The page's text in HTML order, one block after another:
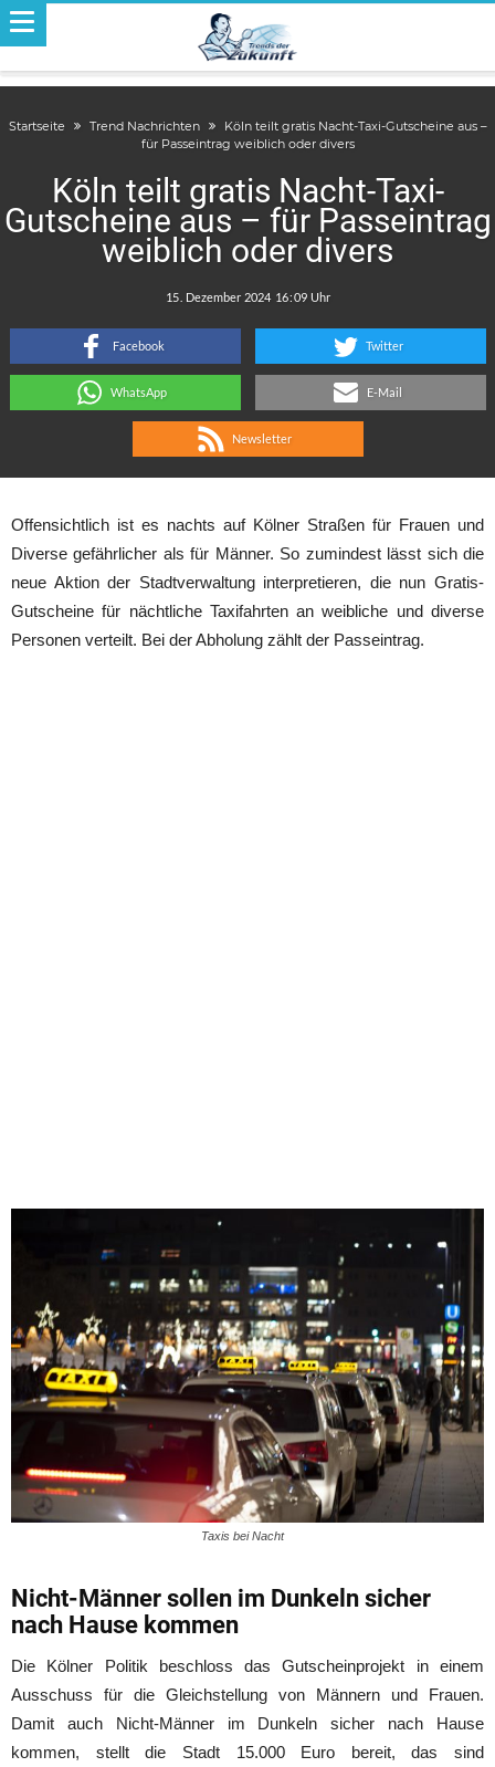
Startseite Trend Nachrichten
Köln teilt gratis Nacht-Taxi-Gutscheine aus –
für Passeintrag weiblich oder divers
Köln teilt gratis Nacht-Taxi-
Gutscheine aus – für Passeintrag
weiblich oder divers
:
Facebook Twitter
WhatsApp E-Mail
Newsletter
Offensichtlich ist es nachts auf Kölner Straßen für Frauen und
Diverse gefährlicher als für Männer. So zumindest lässt sich die
neue Aktion der Stadtverwaltung interpretieren, die nun Gratis-
Gutscheine für nächtliche Taxifahrten an weibliche und diverse
Personen verteilt. Bei der Abholung zählt der Passeintrag.
Taxis bei Nacht
Nicht-Männer sollen im Dunkeln sicher
nach Hause kommen
Die Kölner Politik beschloss das Gutscheinprojekt in einem
Ausschuss für die Gleichstellung von Männern und Frauen.
Damit auch Nicht-Männer im Dunkeln sicher nach Hause
kommen, stellt die Stadt 15.000 Euro bereit, das sind